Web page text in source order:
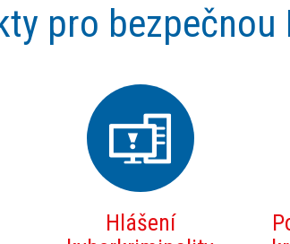
pro bezpečnou
Hlášení